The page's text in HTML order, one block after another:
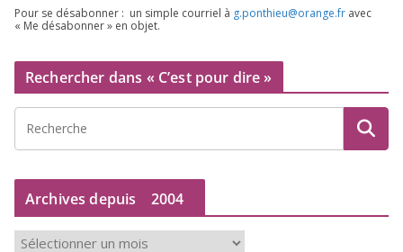
Pour se désa­bon­ner : un simple cour­riel à g.​ponthieu@​orange.​fr avec
« Me désa­bon­ner » en objet.
Rechercher dans « C’est pour dire »
Archives depuis 2004